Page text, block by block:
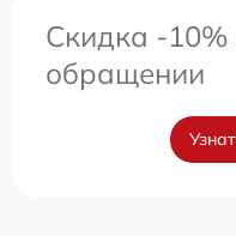
Скидка -10%
обращении